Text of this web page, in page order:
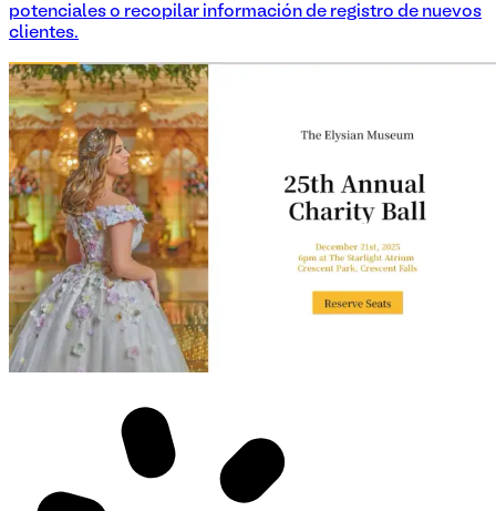
potenciales o recopilar información de registro de nuevos
clientes.